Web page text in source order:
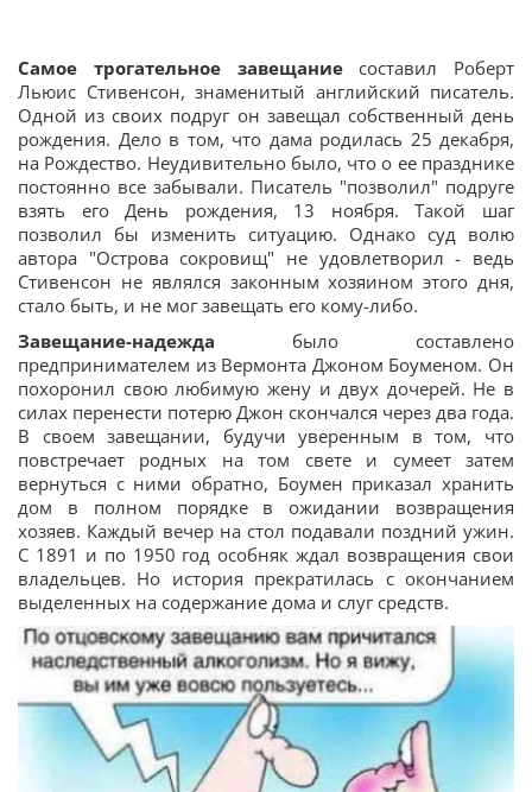
Самое трогательное завещаниесоставил Роберт
Льюис Стивенсон, знаменитый английский писатель.
Одной из своих подруг он завещал собственный день
рождения. Дело в том, что дама родилась 25 декабря,
на Рождество. Неудивительно было, что о ее празднике
постоянно все забывали. Писатель "позволил" подруге
взять его День рождения, 13 ноября. Такой шаг
позволил бы изменить ситуацию. Однако суд волю
автора "Острова сокровищ" не удовлетворил - ведь
Стивенсон не являлся законным хозяином этого дня,
стало быть, и не мог завещать его кому-либо.
Завещание-надежда было составлено
предпринимателем из Вермонта Джоном Боуменом. Он
похоронил свою любимую жену и двух дочерей. Не в
силах перенести потерю Джон скончался через два года.
В своем завещании, будучи уверенным в том, что
повстречает родных на том свете и сумеет затем
вернуться с ними обратно, Боумен приказал хранить
дом в полном порядке в ожидании возвращения
хозяев. Каждый вечер на стол подавали поздний ужин.
С 1891 и по 1950 год особняк ждал возвращения свои
владельцев. Но история прекратилась с окончанием
выделенных на содержание дома и слуг средств.